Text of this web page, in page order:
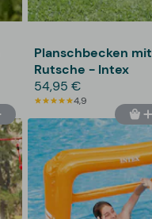
Planschbecken mit
Rutsche - Intex
54,95 €
4,9